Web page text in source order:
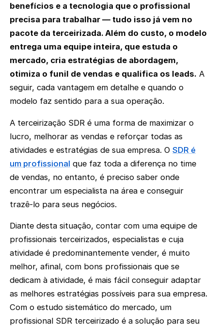
benefícios e a tecnologia que o profissional
precisa para trabalhar — tudo isso já vem no
pacote da terceirizada. Além do custo, o modelo
entrega uma equipe inteira, que estuda o
mercado, cria estratégias de abordagem,
otimiza o funil de vendas e qualifica os leads. A
seguir, cada vantagem em detalhe e quando o
modelo faz sentido para a sua operação.
A terceirização SDR é uma forma de maximizar o
lucro, melhorar as vendas e reforçar todas as
atividades e estratégias de sua empresa. O SDR é
um profissional que faz toda a diferença no time
de vendas, no entanto, é preciso saber onde
encontrar um especialista na área e conseguir
trazê-lo para seus negócios.
Diante desta situação, contar com uma equipe de
profissionais terceirizados, especialistas e cuja
atividade é predominantemente vender, é muito
melhor, afinal, com bons profissionais que se
dedicam à atividade, é mais fácil conseguir adaptar
as melhores estratégias possíveis para sua empresa.
Com o estudo sistemático do mercado, um
profissional SDR terceirizado é a solução para seu